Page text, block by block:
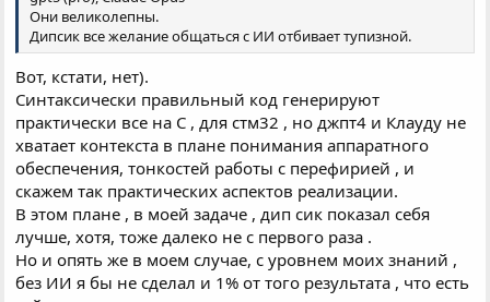
Они великолепны.
Дипсик все желание общаться с ИИ отбивает тупизной.
Вот, кстати, нет).
Синтаксически правильный код генерируют
практически все на C , для стм32 , но джпт4 и Клауду не
хватает контекста в плане понимания аппаратного
обеспечения, тонкостей работы с перефирией , и
скажем так практических аспектов реализации.
В этом плане , в моей задаче , дип сик показал себя
лучше, хотя, тоже далеко не с первого раза .
Но и опять же в моем случае, с уровнем моих знаний ,
без ИИ я бы не сделал и 1% от того результата , что есть